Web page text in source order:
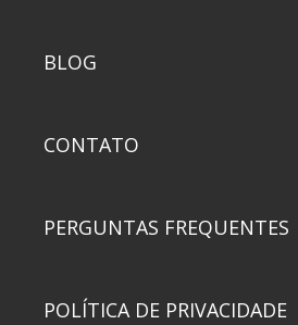
BLOG
CONTATO
PERGUNTAS FREQUENTES
POLÍTICA DE PRIVACIDADE